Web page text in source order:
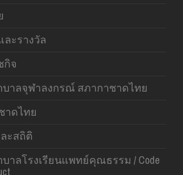
ละรางวัล
กิจ
บาลจุฬาลงกรณ์ สภากาชาดไทย
าดไทย
ะสถิติ
าลโรงเรียนแพทย์คุณธรรม / Code